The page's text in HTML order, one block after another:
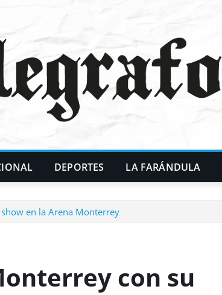
DEPORTES LA FARÁNDULA
en la Arena Monterrey
con su